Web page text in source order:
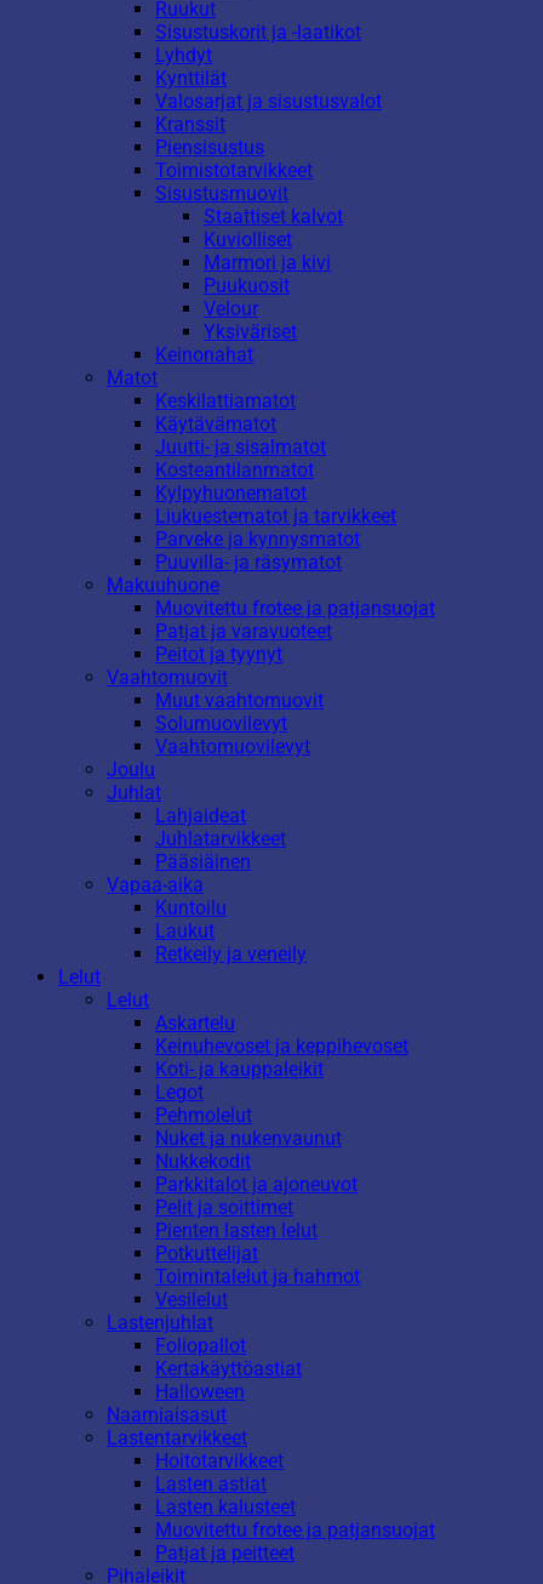
Ruukut
Sisustuskorit ja -laatikot
Lyhdyt
Kynttilät
Valosarjat ja sisustusvalot
Kranssit
Piensisustus
Toimistotarvikkeet
Sisustusmuovit
Staattiset kalvot
Kuviolliset
Marmori ja kivi
Puukuosit
Velour
Yksiväriset
Keinonahat
Matot
Keskilattiamatot
Käytävämatot
Juutti- ja sisalmatot
Kosteantilanmatot
Kylpyhuonematot
Liukuestematot ja tarvikkeet
Parveke ja kynnysmatot
Puuvilla- ja räsymatot
Makuuhuone
Muovitettu frotee ja patjansuojat
Patjat ja varavuoteet
Peitot ja tyynyt
Vaahtomuovit
Muut vaahtomuovit
Solumuovilevyt
Vaahtomuovilevyt
Joulu
Juhlat
Lahjaideat
Juhlatarvikkeet
Pääsiäinen
Vapaa-aika
Kuntoilu
Laukut
Retkeily ja veneily
Lelut
Lelut
Askartelu
Keinuhevoset ja keppihevoset
Koti- ja kauppaleikit
Legot
Pehmolelut
Nuket ja nukenvaunut
Nukkekodit
Parkkitalot ja ajoneuvot
Pelit ja soittimet
Pienten lasten lelut
Potkuttelijat
Toimintalelut ja hahmot
Vesilelut
Lastenjuhlat
Foliopallot
Kertakäyttöastiat
Halloween
Naamiaisasut
Lastentarvikkeet
Hoitotarvikkeet
Lasten astiat
Lasten kalusteet
Muovitettu frotee ja patjansuojat
Patjat ja peitteet
Pihaleikit